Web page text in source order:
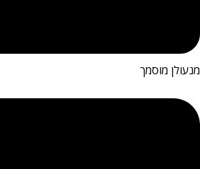
מנעולן מוסמך